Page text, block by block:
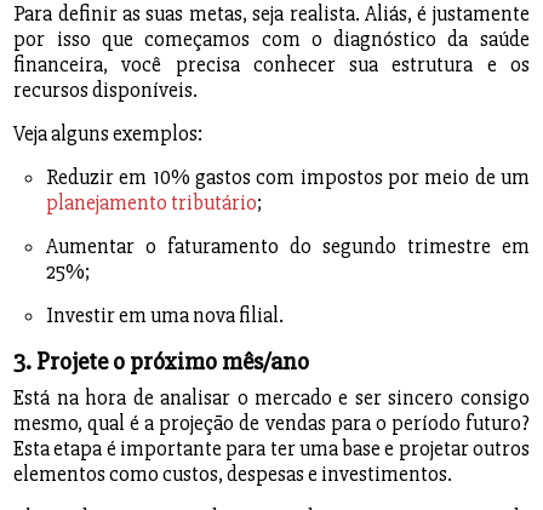
Para definir as suas metas, seja realista. Aliás, é justamente
por isso que começamos com o diagnóstico da saúde
financeira, você precisa conhecer sua estrutura e os
recursos disponíveis.
Veja alguns exemplos:
Reduzir em 10% gastos com impostos por meio de um
planejamento tributário;
Aumentar o faturamento do segundo trimestre em
25%;
Investir em uma nova filial.
3. Projete o próximo mês/ano
Está na hora de analisar o mercado e ser sincero consigo
mesmo, qual é a projeção de vendas para o período futuro?
Esta etapa é importante para ter uma base e projetar outros
elementos como custos, despesas e investimentos.